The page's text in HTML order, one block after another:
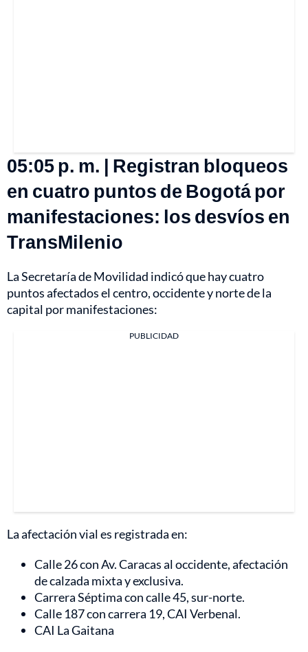
05:05 p. m. | Registran bloqueos
en cuatro puntos de Bogotá por
manifestaciones: los desvíos en
TransMilenio
La Secretaría de Movilidad indicó que hay cuatro
puntos afectados el centro, occidente y norte de la
capital por manifestaciones:
PUBLICIDAD
La afectación vial es registrada en:
Calle 26 con Av. Caracas al occidente, afectación
de calzada mixta y exclusiva.
Carrera Séptima con calle 45, sur-norte.
Calle 187 con carrera 19, CAI Verbenal.
CAI La Gaitana